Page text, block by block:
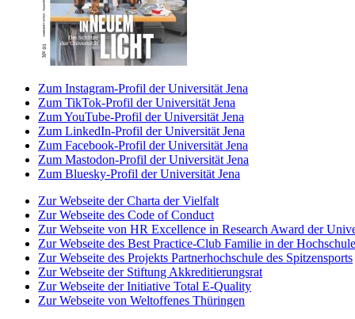
Zum Instagram-Profil der Universität Jena
Zum TikTok-Profil der Universität Jena
Zum YouTube-Profil der Universität Jena
Zum LinkedIn-Profil der Universität Jena
Zum Facebook-Profil der Universität Jena
Zum Mastodon-Profil der Universität Jena
Zum Bluesky-Profil der Universität Jena
Zur Webseite der Charta der Vielfalt
Zur Webseite des Code of Conduct
Zur Webseite von HR Excellence in Research Award der
Zur Webseite des Best Practice-Club Familie in der Hochschule
Zur Webseite des Projekts Partnerhochschule des Spitzensports
Zur Webseite der Stiftung Akkreditierungsrat
Zur Webseite der Initiative Total E-Quality
Zur Webseite von Weltoffenes Thüringen